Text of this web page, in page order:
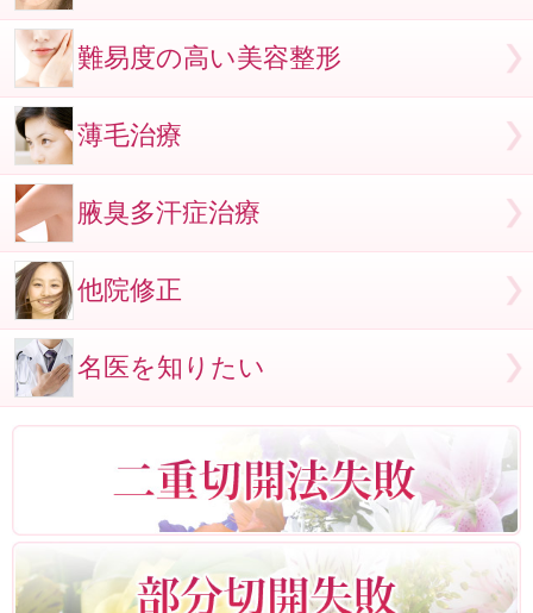
難易度の高い美容整形
薄毛治療
腋臭多汗症治療
他院修正
名医を知りたい